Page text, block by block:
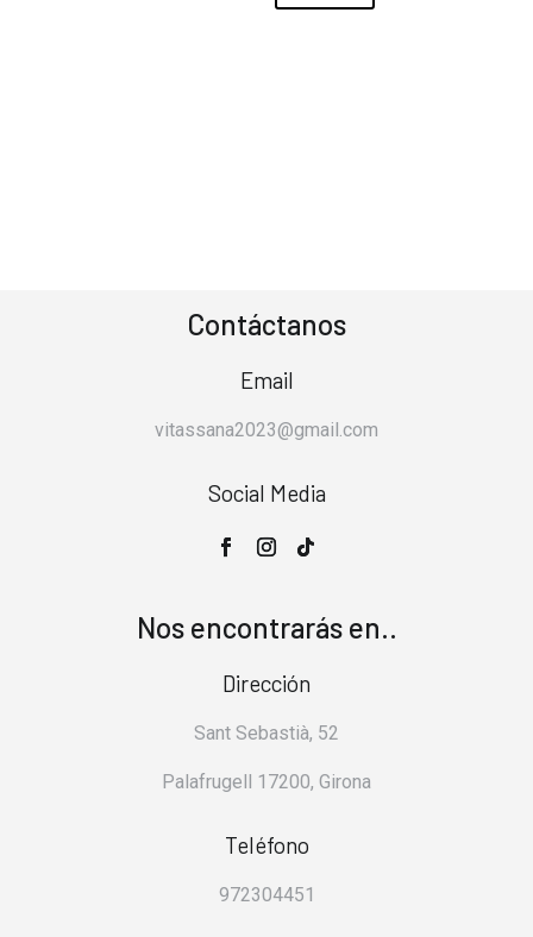
Contáctanos
Email
vitassana2023@gmail.com
Social Media
Nos encontrarás en..
Dirección
Sant Sebastià, 52
Palafrugell 17200, Girona
Teléfono
972304451